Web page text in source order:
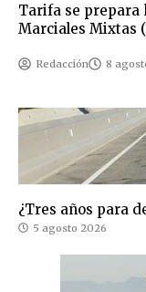
Tarifa se prepara
Marciales Mixtas
Redacción 8
¿Tres años para
5 agosto 2026